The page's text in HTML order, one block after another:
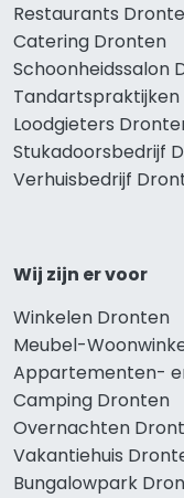
Restaurants
Catering Dronten
Schoonheidssalon
Loodgieters
Stukadoorsbedrijf
Verhuisbedrijf
Wij zijn er voor
Winkelen Dronten
Meubel-
Appartementen-
Camping Dronten
Overnachten
Vakantiehuis
Bungalowpark